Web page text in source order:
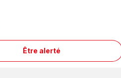
Être alertéDétartrants
poudre